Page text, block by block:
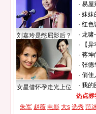
刘嘉玲是憋屈影后？
女星借怀孕走光上位
· 易屋
· 妹妹
· 红色
· 龙啸
·
【
· 蒋坤
· 张德
· 俏佳
· 我的
热点标
朱军 赵薇 电影 大s 选秀 范